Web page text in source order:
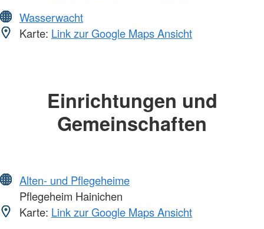
Wasserwacht
Karte: Link zur Google Maps Ansicht
Einrichtungen und
Gemeinschaften
Alten- und Pflegeheime
Pflegeheim Hainichen
Karte: Link zur Google Maps Ansicht